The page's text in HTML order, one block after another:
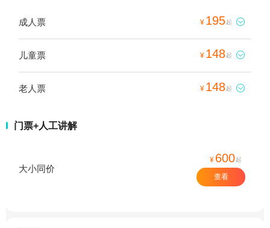
成人票 ¥ 195起 
儿童票 ¥ 148起 
老人票 ¥ 148起 
门票+人工讲解
大小同价
¥ 600起
查看